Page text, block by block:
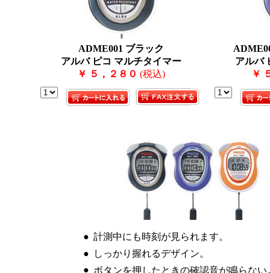
ADME001 ブラック
アルバ ピコ マルチタイマー
￥ ５，２８０ (税込)
アルバ
￥
● 計測中にも時刻が見られます。
●
しっかり握れるデザイン。
● ボタンを押したときの確認音が鳴らない